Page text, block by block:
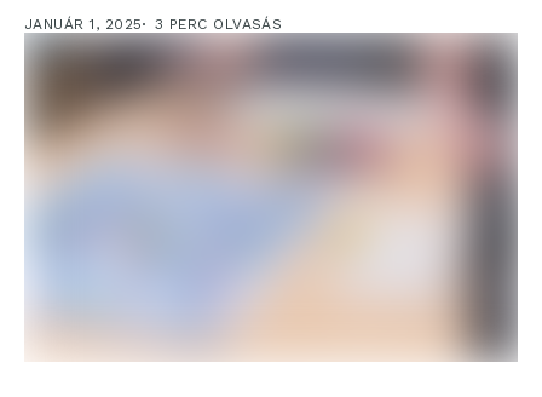
JANUÁR 1, 2025 3 PERC OLVASÁS